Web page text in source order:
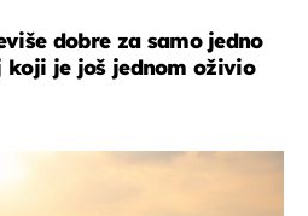
dobre za samo jedno
koji je još jednom oživio